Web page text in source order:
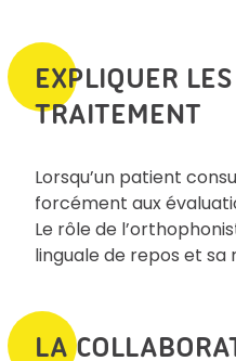
EXPLIQUER
TRAITEMENT
Lorsqu’un patient
forcément aux
Le rôle de
linguale de repos et sa
LA